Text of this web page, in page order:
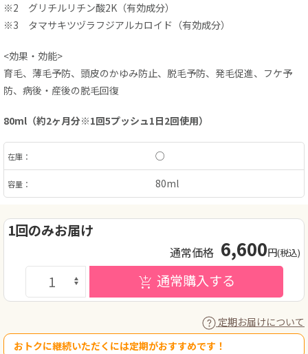
※2 グリチルリチン酸2K（有効成分）
※3 タマサキツヅラフジアルカロイド（有効成分）
<効果・効能>
育毛、薄毛予防、頭皮のかゆみ防止、脱毛予防、発毛促進、フケ予
防、病後・産後の脱毛回復
80ml（約2ヶ月分※1回5プッシュ1日2回使用）
在庫： ○
容量： 80ml
1回のみお届け
通常価格 6,600円(税込)
通常購入する
おトクに継続いただくには定期がおすすめです！
定期お届けについて